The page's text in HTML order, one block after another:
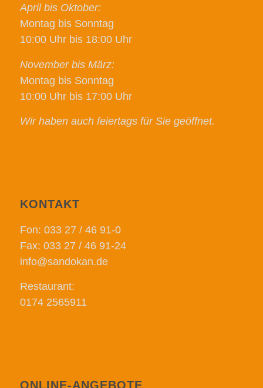
April bis Oktober:
Montag bis Sonntag
10:00 Uhr bis 18:00 Uhr
November bis März:
Montag bis Sonntag
10:00 Uhr bis 17:00 Uhr
Wir haben auch feiertags für Sie geöffnet.
KONTAKT
Fon: 033 27 / 46 91-0
Fax: 033 27 / 46 91-24
info@sandokan.de
Restaurant:
0174 2565911
ONLINE-ANGEBOTE